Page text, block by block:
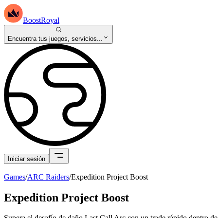
BoostRoyal
Encuentra tus juegos, servicios...
Iniciar sesión
Games/ARC Raiders/Expedition Project Boost
Expedition Project Boost